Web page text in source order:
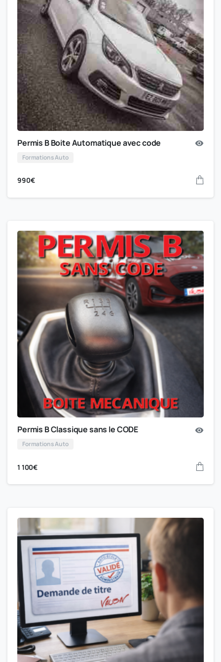
Permis B Boite Automatique avec code
Formations Auto
990€
Permis B Classique sans le CODE
Formations Auto
1 100€